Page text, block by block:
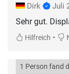
Dirk Juli
Sehr gut.
Hilfreich •
1 Person fand